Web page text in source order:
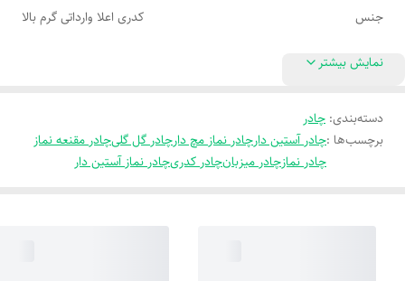
جنس کدری اعلا وارداتی گرم بالا
نمایش بیشتر
دسته‌بندی: چادر
برچسب‌ها :چادر آستین دارچادر نماز مچ دارچادر گل گلیچادر مقنعه نماز
چادر نمازچادر میزبانچادر کدریچادر نماز آستین دار